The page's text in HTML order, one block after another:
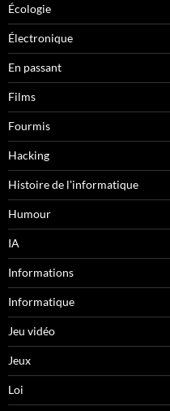
Écologie
Électronique
En passant
Films
Fourmis
Hacking
Histoire de l'informatique
Humour
IA
Informations
Informatique
Jeu vidéo
Jeux
Loi